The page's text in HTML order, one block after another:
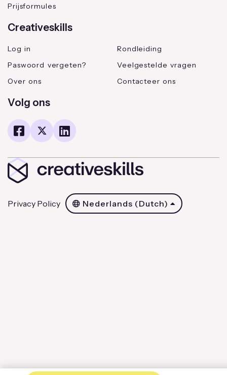
Prijsformules
Creativeskills
Log in
Paswoord vergeten?
Over ons
Rondleiding
Veelgestelde vragen
Contacteer ons
Volg ons
Privacy Policy Nederlands (Dutch)